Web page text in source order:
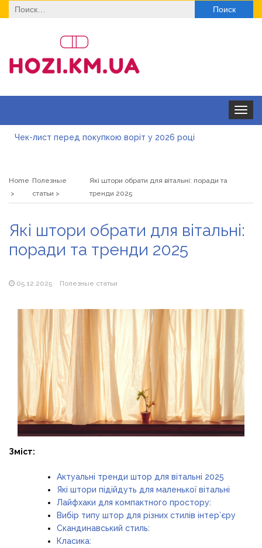
Найти:
Toggle
Чек-лист перед покупкою воріт у 2026 році
типові помилки, відмова та як її уникнути
варіант
Натуральна косметика Хіларі для захисту шкіри від
сонця
2026
Home Полезные
статьи
Які штори обрати для вітальні: поради та
тренди 2025
Які штори обрати для вітальні:
поради та тренди 2025
05.12.2025 Полезные статьи
Зміст:
Актуальні тренди штор для вітальні 2025
Які штори підійдуть для маленької вітальні
Лайфхаки для компактного простору:
Вибір типу штор для різних стилів інтер’єру
Скандинавський стиль:
Класика: